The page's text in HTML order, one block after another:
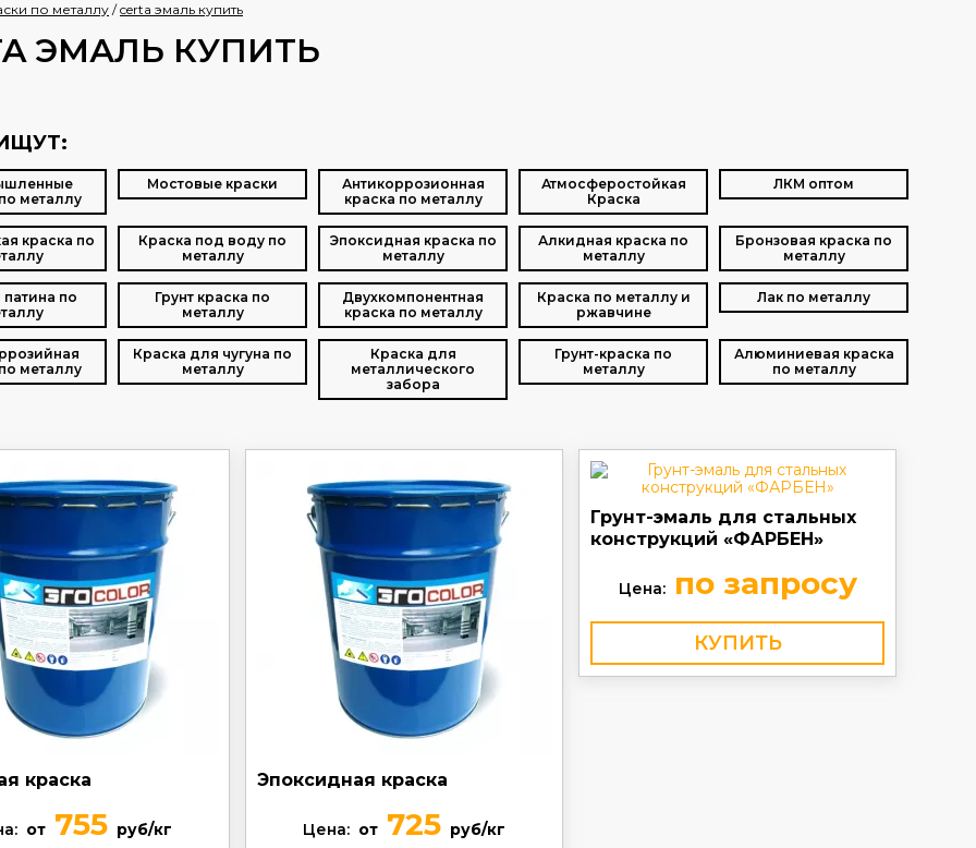
по металлу /certa эмаль купить
ЭМАЛЬ КУПИТЬ
металлу
Мостовые краски
Антикоррозионная
краска по металлу
Атмосферостойкая
Краска
ЛКМ оптом
краска по
Краска под воду по
металлу
Эпоксидная краска по
металлу
Алкидная краска по
металлу
Бронзовая краска по
металлу
патина по
Грунт краска по
металлу
Двухкомпонентная
краска по металлу
Краска по металлу и
ржавчине
Лак по металлу
металлу
Краска для чугуна по
металлу
Краска для
металлического
забора
Грунт-краска по
металлу
Алюминиевая краска
по металлу
краска
от755 руб/кг
Эпоксидная краска
Цена: от 725 руб/кг
Грунт-эмаль для стальных
конструкций «ФАРБЕН»
Цена:по запросу
КУПИТЬ